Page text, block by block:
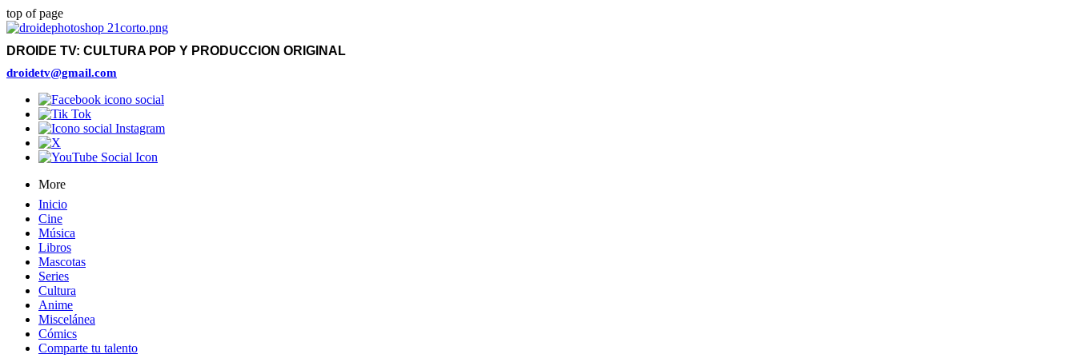
top of page
DROIDE TV: CULTURA POP Y PRODUCCION ORIGINAL
droidetv@gmail.com
More
Inicio
Cine
Música
Libros
Mascotas
Series
Cultura
Anime
Miscelánea
Cómics
Comparte tu talento